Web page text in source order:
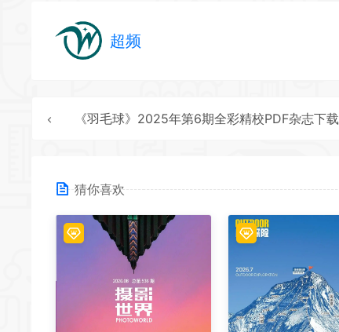
超频
《羽毛球》2025年第6期全彩精校PDF杂志下载
猜你喜欢